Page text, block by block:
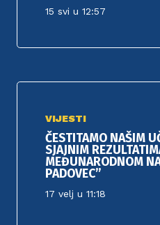
15 svi u 12:57
VIJESTI
ČESTITAMO NAŠIM
SJAJNIM
MEĐUNARODNOM
PADOVEC”
17 velj u 11:18